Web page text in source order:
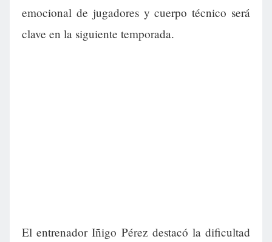
emocional de jugadores y cuerpo técnico será
clave en la siguiente temporada.
El entrenador Iñigo Pérez destacó la dificultad